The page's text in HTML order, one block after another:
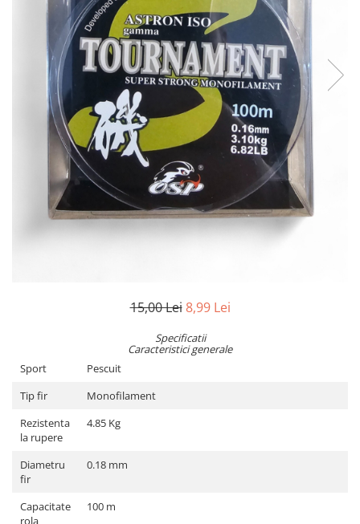
15,00 Lei 8,99 Lei
Specificatii
Caracteristici generale
Sport
Pescuit
Tip fir
Monofilament
Rezistenta
la rupere
4.85 Kg
Diametru
fir
0.18 mm
Capacitate
rola
100 m